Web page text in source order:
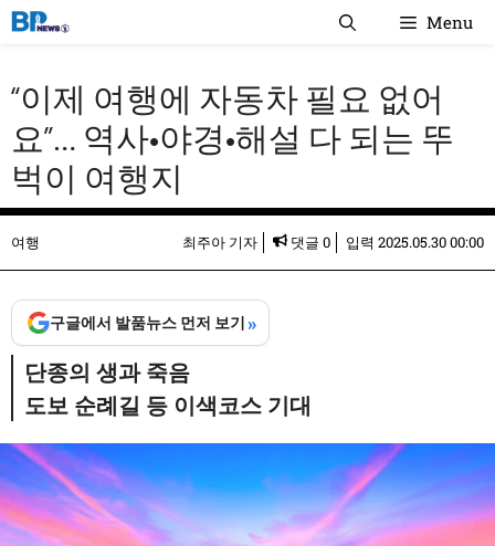
컨
텐
로
너
뛰
기
Menu
“이제 여행에 자동차 필요 없어
요”… 역사•야경•해설 다 되는 뚜
벅이 여행지
여행 최주아 기자 댓글 0 입력 2025.05.30 00:00
구글에서 발품뉴스 먼저 보기»
단종의 생과 죽음
도보 순례길 등 이색코스 기대